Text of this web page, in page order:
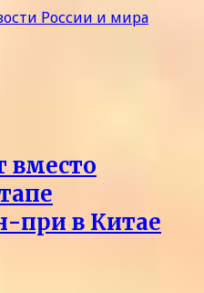
вместо
при в Китае